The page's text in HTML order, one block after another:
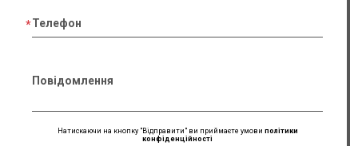
Телефон
Повідомлення
Натискаючи на кнопку "Відправити" ви приймаєте умови політики
конфіденційності